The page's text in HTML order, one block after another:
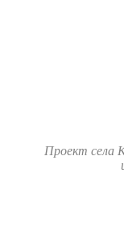
Проект села